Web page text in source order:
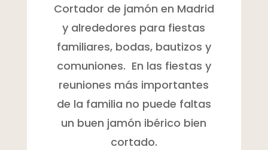
Cortador de jamón en Madrid
y alrededores para fiestas
familiares, bodas, bautizos y
comuniones. En las fiestas y
reuniones más importantes
de la familia no puede faltas
un buen jamón ibérico bien
cortado.